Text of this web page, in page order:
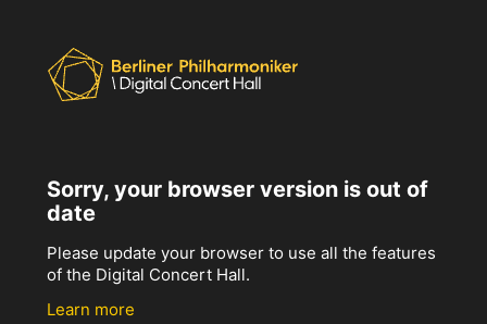
Sorry, your browser version is out of
date
Please update your browser to use all the features
of the Digital Concert Hall.
Learn more